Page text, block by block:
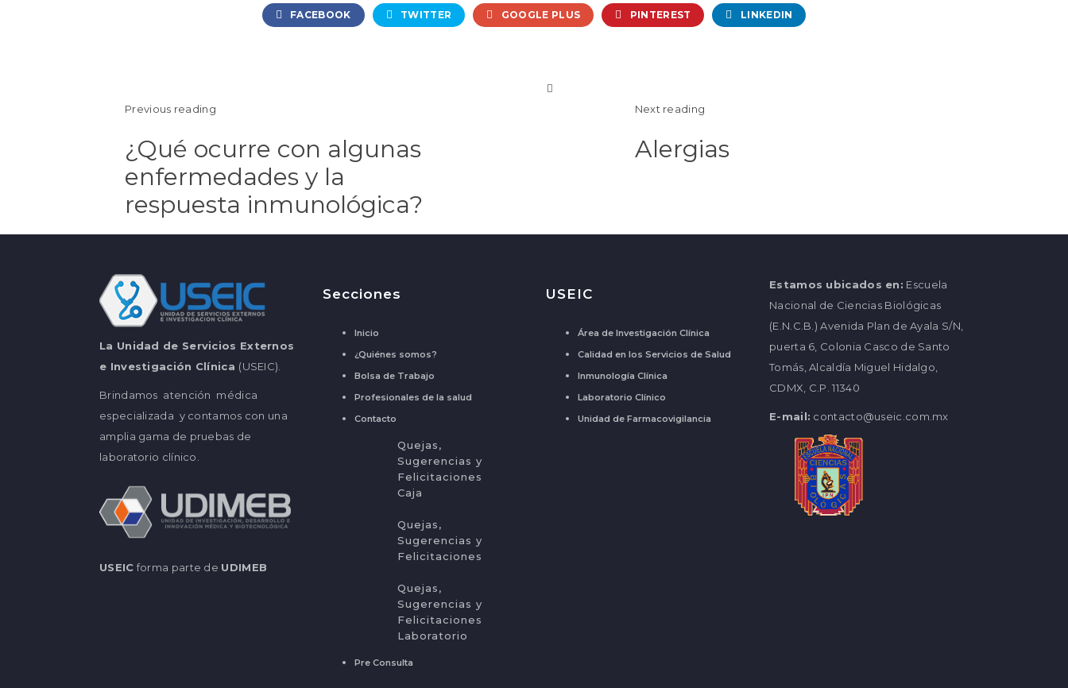
FACEBOOK TWITTER GOOGLE PLUS PINTEREST LINKEDIN
Previous reading
¿Qué ocurre con algunas
enfermedades y la
respuesta inmunológica?
Next reading
Alergias
La Unidad de Servicios Externos
e Investigación Clínica (USEIC).
Brindamos atención médica
especializada y contamos con una
amplia gama de pruebas de
laboratorio clínico.
USEIC forma parte de UDIMEB
Secciones
Inicio
¿Quiénes somos?
Bolsa de Trabajo
Profesionales de la salud
Contacto
Quejas,
Sugerencias y
Felicitaciones
Caja
Quejas,
Sugerencias y
Felicitaciones
Quejas,
Sugerencias y
Felicitaciones
Laboratorio
Pre Consulta
USEIC
Área de Investigación Clínica
Calidad en los Servicios de Salud
Inmunología Clínica
Laboratorio Clínico
Unidad de Farmacovigilancia
Estamos ubicados en: Escuela
Nacional de Ciencias Biológicas
(E.N.C.B.) Avenida Plan de Ayala S/N,
puerta 6, Colonia Casco de Santo
Tomás, Alcaldía Miguel Hidalgo,
CDMX, C.P. 11340
E-mail: contacto@useic.com.mx